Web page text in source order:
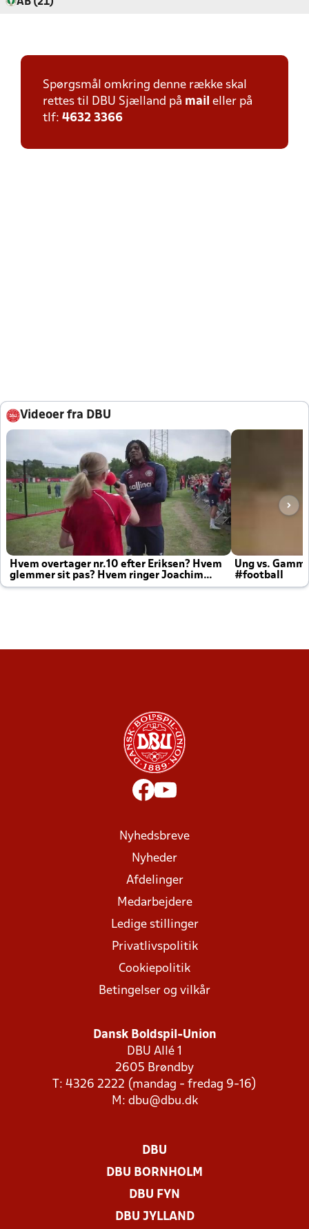
AB (21)
Spørgsmål omkring denne række skal
rettes til DBU Sjælland på mail eller på
tlf: 4632 3366
Videoer fra DBU
Hvem overtager nr.10 efter Eriksen? Hvem
glemmer sit pas? Hvem ringer Joachim
altid til efter kampe?
Ung vs.
#football
Nyhedsbreve
Nyheder
Afdelinger
Medarbejdere
Ledige stillinger
Privatlivspolitik
Cookiepolitik
Betingelser og vilkår
Dansk Boldspil-Union
DBU Allé 1
2605 Brøndby
T: 4326 2222 (mandag - fredag 9-16)
M: dbu@dbu.dk
DBU
DBU BORNHOLM
DBU FYN
DBU JYLLAND